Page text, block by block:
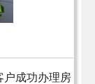
户成功办理房